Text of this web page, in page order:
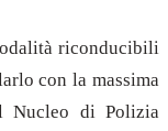
riconducibili
con la massima
Nucleo di Polizia